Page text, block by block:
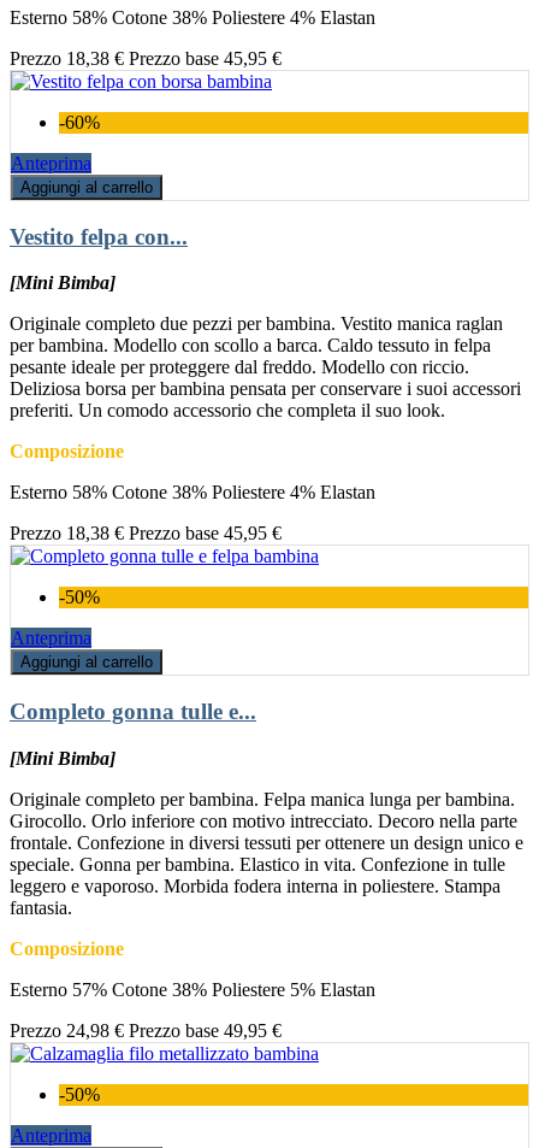
Esterno 58% Cotone 38% Poliestere 4% Elastan
Prezzo 18,38 € Prezzo base 45,95 €
-60%
Anteprima
Aggiungi al carrello
Vestito felpa con...
[Mini Bimba]
Originale completo due pezzi per bambina. Vestito manica raglan
per bambina. Modello con scollo a barca. Caldo tessuto in felpa
pesante ideale per proteggere dal freddo. Modello con riccio.
Deliziosa borsa per bambina pensata per conservare i suoi accessori
preferiti. Un comodo accessorio che completa il suo look.
Composizione
Esterno 58% Cotone 38% Poliestere 4% Elastan
Prezzo 18,38 € Prezzo base 45,95 €
-50%
Anteprima
Aggiungi al carrello
Completo gonna tulle e...
[Mini Bimba]
Originale completo per bambina. Felpa manica lunga per bambina.
Girocollo. Orlo inferiore con motivo intrecciato. Decoro nella parte
frontale. Confezione in diversi tessuti per ottenere un design unico e
speciale. Gonna per bambina. Elastico in vita. Confezione in tulle
leggero e vaporoso. Morbida fodera interna in poliestere. Stampa
fantasia.
Composizione
Esterno 57% Cotone 38% Poliestere 5% Elastan
Prezzo 24,98 € Prezzo base 49,95 €
-50%
Anteprima